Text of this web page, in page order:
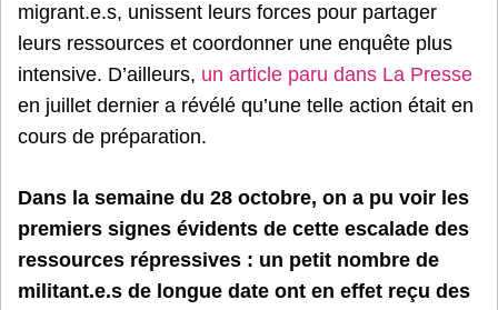
migrant.e.s, unissent leurs forces pour partager
leurs ressources et coordonner une enquête plus
intensive. D’ailleurs, un article paru dans La Presse
en juillet dernier a révélé qu’une telle action était en
cours de préparation.
Dans la semaine du 28 octobre, on a pu voir les
premiers signes évidents de cette escalade des
ressources répressives : un petit nombre de
militant.e.s de longue date ont en effet reçu des